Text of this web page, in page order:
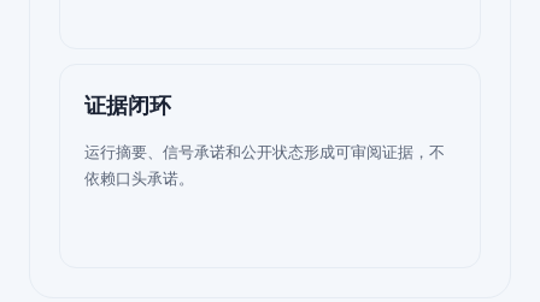
证据闭环
运行摘要、信号承诺和公开状态形成可审阅证据，不
依赖口头承诺。